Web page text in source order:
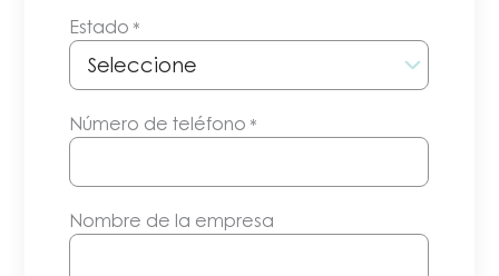
Estado *
Número de teléfono *
Nombre de la empresa